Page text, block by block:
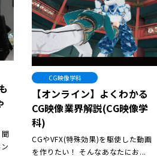
CG映像学科
【オンライン】よくわかる
CG映像業界解説(CG映像学
科)
CGやVFX(特殊効果)を駆使した動画
を作りたい！ そんなあなたにお...